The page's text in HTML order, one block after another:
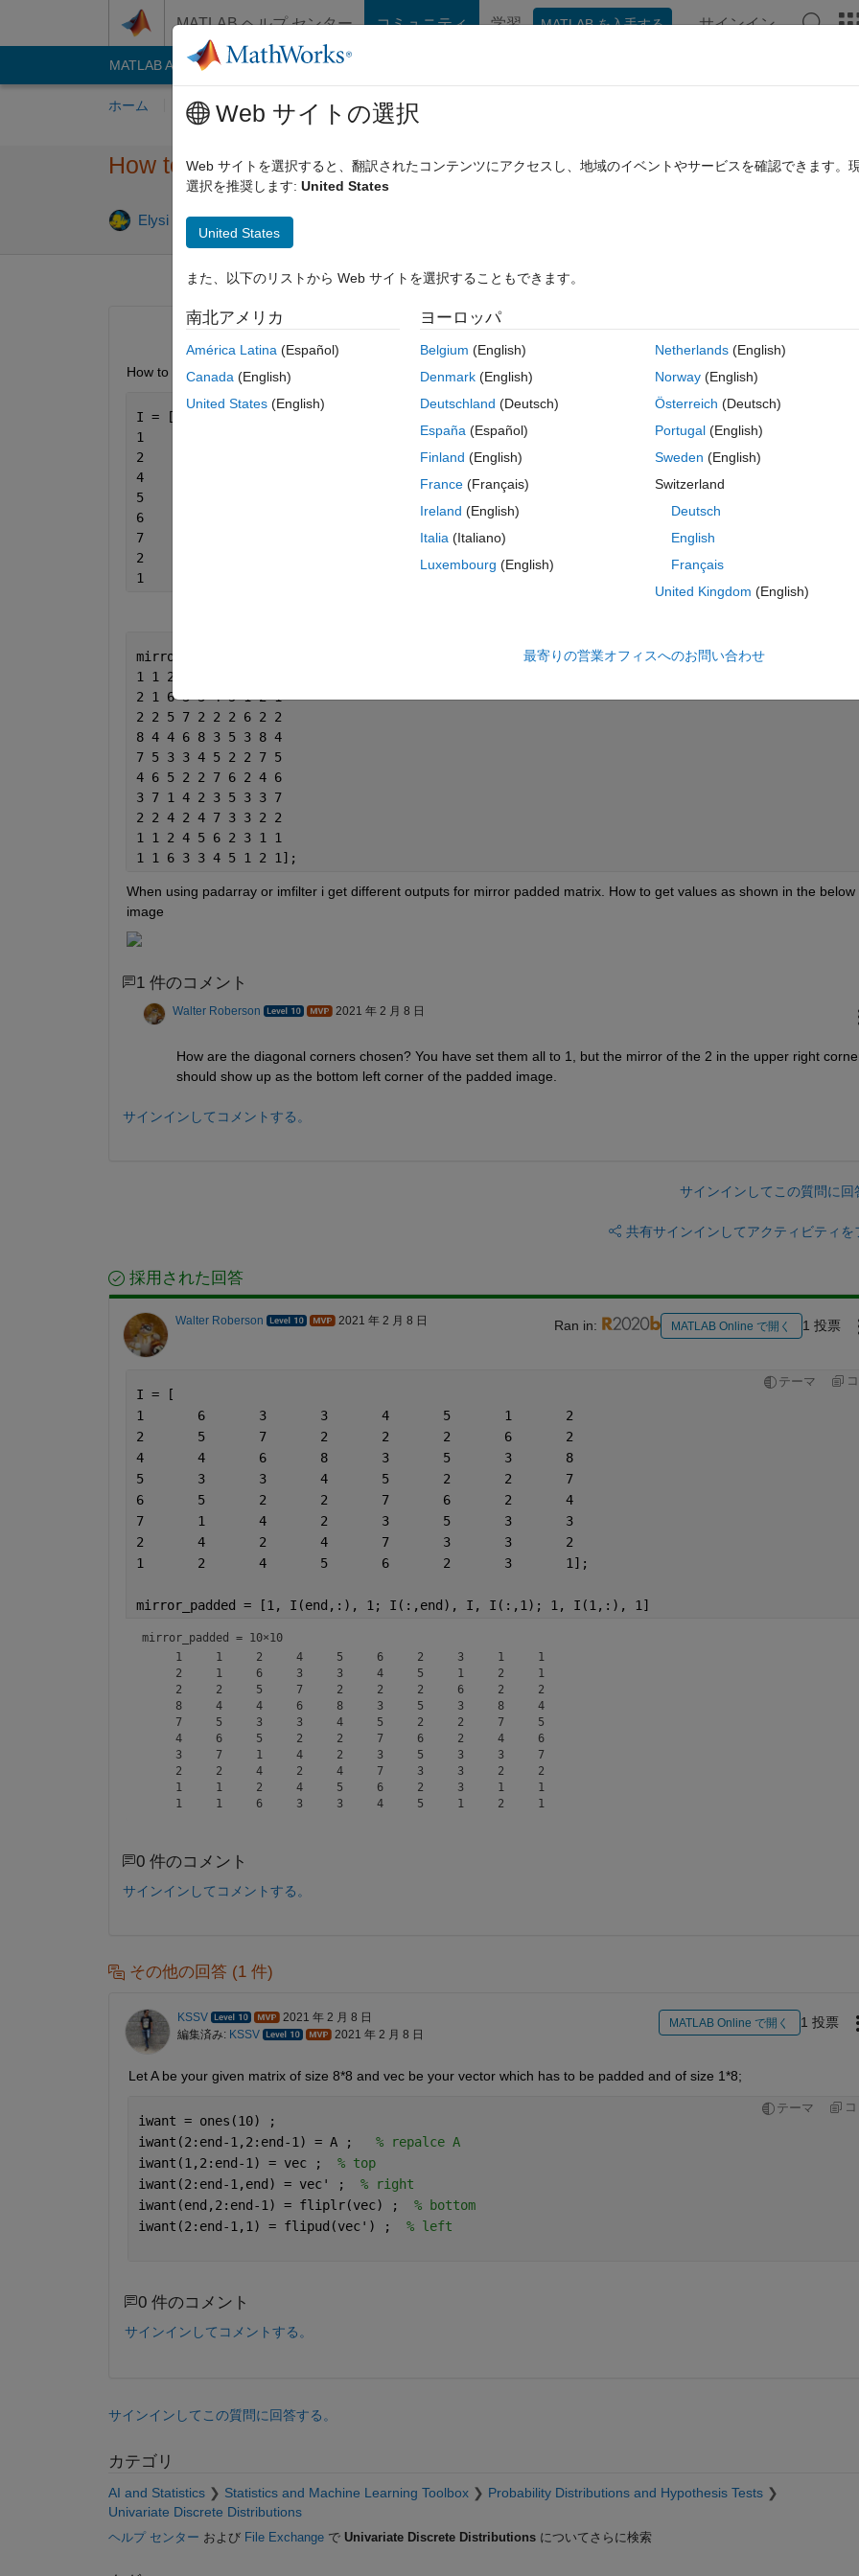
MATLAB ヘルプ センター コミュニティ 学習 MATLAB を入手する サインイン
MATLAB Answers File Exchange
ホーム 質問する 回答 閲覧 MATLAB に関する FAQ
How to mirror pad a matrix
Elysi Cochin 2021 2 月 8
0 投票
How to do mirror padding to the matrix
テーマ
I = [
mirror_padding = [
1 1 2 4 5 6 2 3 1 1
2 1 6 3 3 4 5 1 2 1
2 2 5 7 2 2 2 6 2 2
8 4 4 6 8 3 5 3 8 4
7 5 3 3 4 5 2 2 7 5
4 6 5 2 2 7 6 2 4 6
3 7 1 4 2 3 5 3 3 7
2 2 4 2 4 7 3 3 2 2
1 1 2 4 5 6 2 3 1 1
1 1 6 3 3 4 5 1 2 1];
When using padarray or imfilter i get different outputs for mirror padded matrix. How to get values as shown in the below
image
1 件のコメント
Walter Roberson 2021 年 2 月 8 日
How are the diagonal corners chosen? You have set them all to 1, but the mirror of the 2 in the upper right
should show up as the bottom left corner of the padded image.
サインインしてコメントする。
サインインしてこの質問に回
共有サインインしてアクティビティを
採用された回答
Walter Roberson 2021 年 2 月 8 日 Ran in: MATLAB Online で開く 1 投票
テーマ
I = [
1	6	3	3	4	5	1	2
2	5	7	2	2	2	6	2
4	4	6	8	3	5	3	8
5	3	3	4	5	2	2	7
6	5	2	2	7	6	2	4
7	1	4	2	3	5	3	3
2	4	2	4	7	3	3	2
1	2	4	5	6	2	3	1];
mirror_padded = [1, I(end,:), 1; I(:,end), I, I(:,1); 1, I(1,:), 1]
mirror_padded = 10×10
     1     1     2     4     5     6     2     3     1     1
     2     1     6     3     3     4     5     1     2     1
     2     2     5     7     2     2     2     6     2     2
     8     4     4     6     8     3     5     3     8     4
     7     5     3     3     4     5     2     2     7     5
     4     6     5     2     2     7     6     2     4     6
     3     7     1     4     2     3     5     3     3     7
     2     2     4     2     4     7     3     3     2     2
     1     1     2     4     5     6     2     3     1     1
     1     1     6     3     3     4     5     1     2     1
0 件のコメント
サインインしてコメントする。
その他の回答 (1 件)
KSSV
2021 年 2 月 8 日
編集済み: KSSV 2021 年 2 月 8 日
MATLAB Online で開く 1 投票
Let A be your given matrix of size 8*8 and vec be your vector which has to be padded and of size 1*8;
テーマ
iwant = ones(10) ;
iwant(2:end-1,2:end-1) = A ; % repalce A
iwant(1,2:end-1) = vec ; % top
iwant(2:end-1,end) = vec' ; % right
iwant(end,2:end-1) = fliplr(vec) ; % bottom
iwant(2:end-1,1) = flipud(vec') ; % left
0 件のコメント
サインインしてコメントする。
サインインしてこの質問に回答する。
カテゴリ
AI and Statistics Statistics and Machine Learning Toolbox
Probability Distributions and Hypothesis Tests
Univariate Discrete Distributions
ヘルプ センター および File Exchangeで Univariate Discrete Distributionsについてさらに検索
Web サイトの選択
Web サイトを選択すると、翻訳されたコンテンツにアクセスし、地域のイベントやサービスを確認できます。
選択を推奨します: United States
United States
また、以下のリストから Web サイトを選択することもできます。
南北アメリカ
América Latina (Español)
Canada (English)
United States (English)
ヨーロッパ
Belgium (English)
Denmark (English)
Deutschland (Deutsch)
España (Español)
Finland (English)
France (Français)
Ireland (English)
Italia (Italiano)
Luxembourg (English)
Netherlands(English)
Norway(English)
Österreich (Deutsch)
Portugal(English)
Sweden (English)
Switzerland
Deutsch
English
Français
United Kingdom (English)
最寄りの営業オフィスへのお問い合わせ